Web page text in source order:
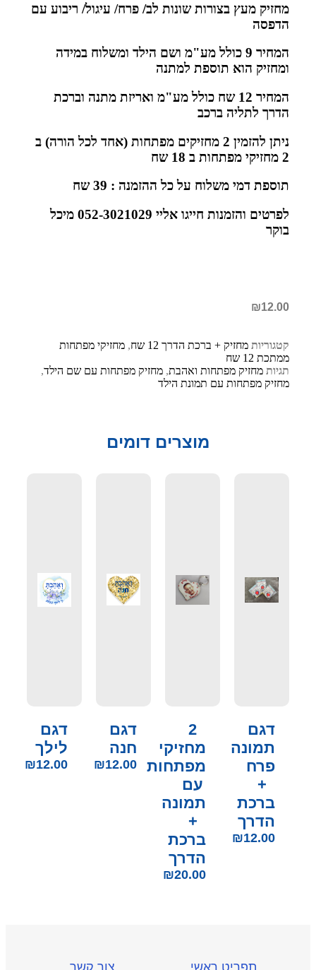
מחזיק מעץ בצורות שונות לב/ פרח/ עיגול/ ריבוע עם
הדפסה
המחיר 9 כולל מע"מ ושם הילד ומשלוח במידה
ומחזיק הוא תוספת למתנה
המחיר 12 שח כולל מע"מ ואריזת מתנה וברכת
הדרך לתליה ברכב
ניתן להזמין 2 מחזיקים מפתחות (אחד לכל הורה) ב
2 מחזיקי מפתחות ב 18 שח
תוספת דמי משלוח על כל ההזמנה : 39 שח
לפרטים והזמנות חייגו אליי 052-3021029 מיכל
בוקר
₪12.00
קטגוריות מחזיק + ברכת הדרך 12 שח , מחזיקי מפתחות
ממתכת 12 שח
תגיות מחזיק מפתחות ואהבת, מחזיק מפתחות עם שם הילד,
מחזיק מפתחות עם תמונת הילד
מוצרים דומים
דגם
תמונה
פרח
+
ברכת
הדרך
₪12.00
2
מחזיקי
מפתחות
עם
תמונה
+
ברכת
הדרך
₪20.00
דגם
חנה
₪12.00
דגם
לילך
₪12.00
תפריט ראשי צור קשר